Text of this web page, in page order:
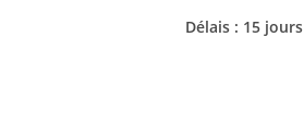
Délais : 15 jours